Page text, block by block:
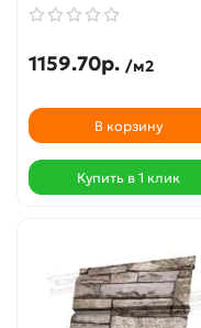
1159.70р. /м2
В корзину
Купить в 1 клик